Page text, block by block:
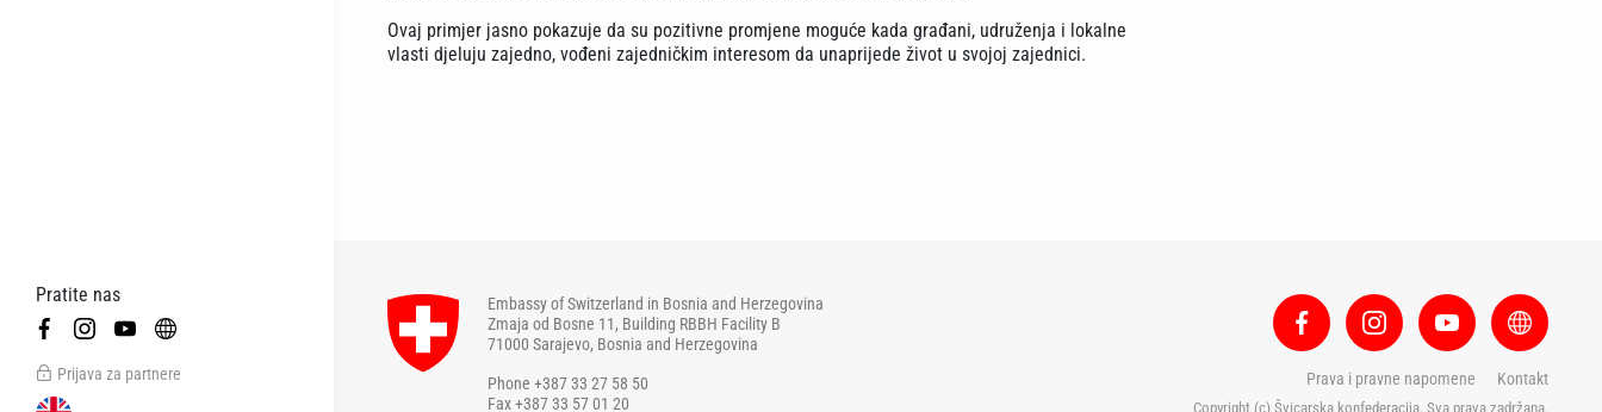
Pratite nas
Prijava za partnere
Ovaj primjer jasno pokazuje da su pozitivne promjene moguće kada građani, udruženja i lokalne
vlasti djeluju zajedno, vođeni zajedničkim interesom da unaprijede život u svojoj zajednici.
Embassy of Switzerland in Bosnia and Herzegovina
Zmaja od Bosne 11, Building RBBH Facility B
71000 Sarajevo, Bosnia and Herzegovina
Phone +387 33 27 58 50
Fax +387 33 57 01 20
Prava i pravne napomene Kontakt
Copyright (c) Švicarska konfederacija. Sva prava zadržana.